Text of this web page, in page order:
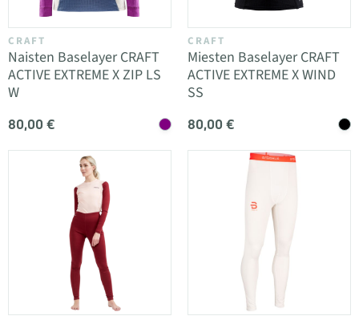
CRAFT
Naisten Baselayer CRAFT
ACTIVE EXTREME X ZIP LS
W
80,00 €
CRAFT
Miesten Baselayer CRAFT
ACTIVE EXTREME X WIND
SS
80,00 €